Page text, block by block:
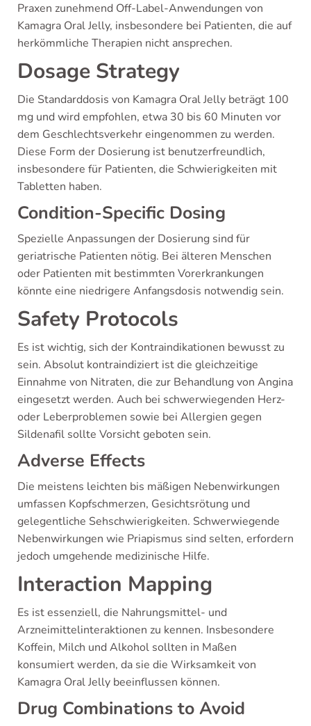
Praxen zunehmend Off-Label-Anwendungen von
Kamagra Oral Jelly, insbesondere bei Patienten, die auf
herkömmliche Therapien nicht ansprechen.
Dosage Strategy
Die Standarddosis von Kamagra Oral Jelly beträgt 100
mg und wird empfohlen, etwa 30 bis 60 Minuten vor
dem Geschlechtsverkehr eingenommen zu werden.
Diese Form der Dosierung ist benutzerfreundlich,
insbesondere für Patienten, die Schwierigkeiten mit
Tabletten haben.
Condition-Specific Dosing
Spezielle Anpassungen der Dosierung sind für
geriatrische Patienten nötig. Bei älteren Menschen
oder Patienten mit bestimmten Vorerkrankungen
könnte eine niedrigere Anfangsdosis notwendig sein.
Safety Protocols
Es ist wichtig, sich der Kontraindikationen bewusst zu
sein. Absolut kontraindiziert ist die gleichzeitige
Einnahme von Nitraten, die zur Behandlung von Angina
eingesetzt werden. Auch bei schwerwiegenden Herz-
oder Leberproblemen sowie bei Allergien gegen
Sildenafil sollte Vorsicht geboten sein.
Adverse Effects
Die meistens leichten bis mäßigen Nebenwirkungen
umfassen Kopfschmerzen, Gesichtsrötung und
gelegentliche Sehschwierigkeiten. Schwerwiegende
Nebenwirkungen wie Priapismus sind selten, erfordern
jedoch umgehende medizinische Hilfe.
Interaction Mapping
Es ist essenziell, die Nahrungsmittel- und
Arzneimittelinteraktionen zu kennen. Insbesondere
Koffein, Milch und Alkohol sollten in Maßen
konsumiert werden, da sie die Wirksamkeit von
Kamagra Oral Jelly beeinflussen können.
Drug Combinations to Avoid